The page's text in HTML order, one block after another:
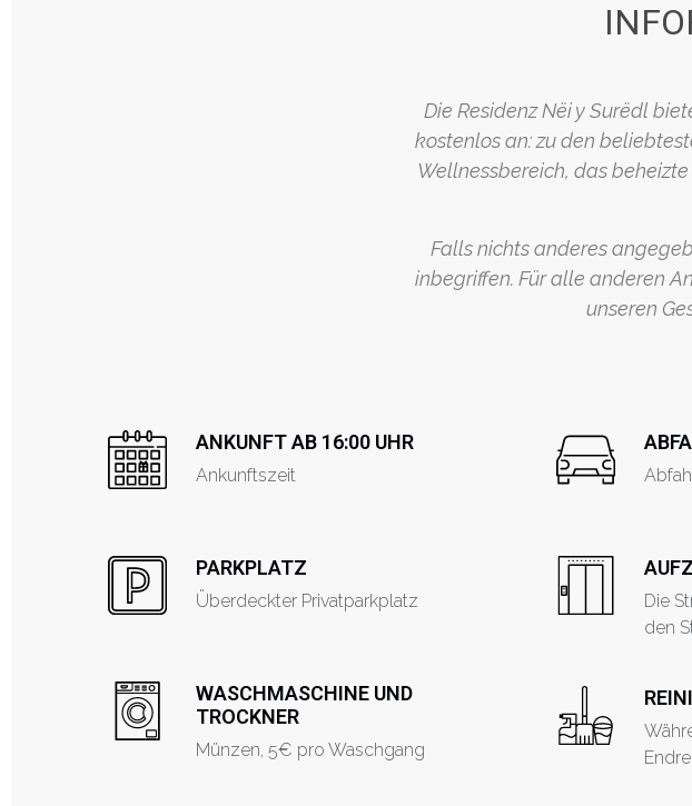
Die Residenz Nëi y Surëdl
kostenlos an: zu den
Wellnessbereich, das
Falls nichts anderes
inbegriffen. Für alle anderen
unseren
ANKUNFT AB 16:00 UHR
Ankunftszeit
PARKPLATZ
Überdeckter Privatparkplatz
WASCHMASCHINE UND
TROCKNER
Münzen, 5€ pro Waschgang
Die
den